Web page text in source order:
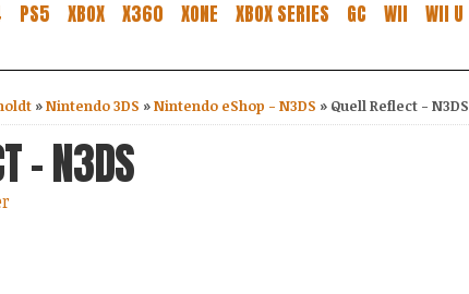
PS5 XBOX X360 XONE XBOX SERIES GC WII WII U
»Nintendo 3DS »Nintendo eShop - N3DS » Quell Reflect - N3DS
- N3DS